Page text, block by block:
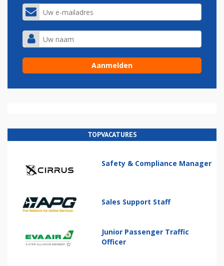
TOPVACATURES
Safety & Compliance Manager
Sales Support Staff
Junior Passenger Traffic
Officer